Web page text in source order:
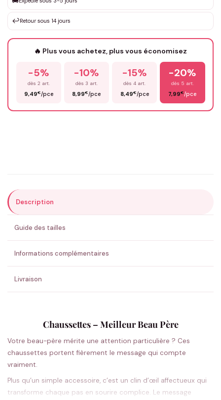
Votre texte / idée*
Prénom*
ENVOYER MA DEMANDE ✨
💚 Retour sous 24-48h🇫🇷 Flocage en France✅ Validation avant fabrication
↩️Retour sous 14 jours
🔥 Plus vous achetez, plus vous économisez
-5%
dès 2 art.
9,49€/pce
-10%
dès 3 art.
8,99€/pce
-15%
dès 4 art.
8,49€/pce
-20%
dès 5 art.
7,99€/pce
Description
Guide des tailles
Informations complémentaires
Livraison
Chaussettes – Meilleur Beau Père
Votre beau-père mérite une attention particulière ? Ces
chaussettes portent fièrement le message qui compte
vraiment.
Plus qu’un simple accessoire, c’est un clin d’œil affectueux qui
transforme chaque pas en sourire complice. Le message